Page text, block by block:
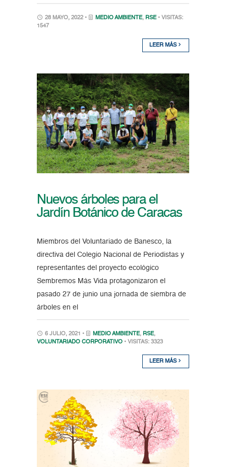
28 MAYO, 2022 • MEDIO AMBIENTE, RSE • VISITAS:
1547
LEER MÁS
Nuevos árboles para el
Jardín Botánico de Caracas
Miembros del Voluntariado de Banesco, la
directiva del Colegio Nacional de Periodistas y
representantes del proyecto ecológico
Sembremos Más Vida protagonizaron el
pasado 27 de junio una jornada de siembra de
árboles en el
6 JULIO, 2021 • MEDIO AMBIENTE, RSE,
VOLUNTARIADO CORPORATIVO • VISITAS: 3323
LEER MÁS